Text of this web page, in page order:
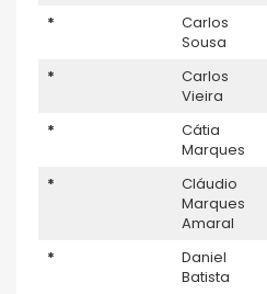
*
Carlos
Sousa
*
Carlos
Vieira
*
Cátia
Marques
*
Cláudio
Marques
Amaral
*
Daniel
Batista